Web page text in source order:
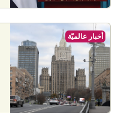
أخبار عالميّة